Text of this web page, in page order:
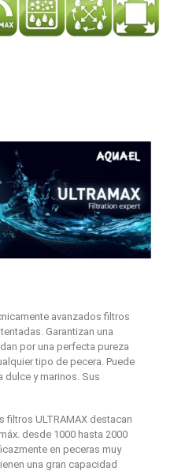
avanzados filtros
Garantizan una
por una perfecta pureza
tipo de pecera. Puede
dulce y marinos. Sus
filtros ULTRAMAX destacan
desde 1000 hasta 2000
en peceras muy
una gran capacidad